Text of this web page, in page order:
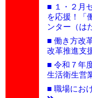
■ １・２月
を応援！「
ンター（は
■ 働き方改
改革推進支
■ 令和７年
生活衛生営
■ 職場にお